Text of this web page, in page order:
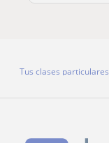
Tus clases particulares